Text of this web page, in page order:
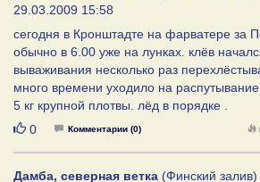
29.03.2009 15:58
сегодня в Кронштадте на фарватере за
обычно в 6.00 уже на лунках. клёв
вываживания несколько раз
много времени уходило на
5 кг крупной плотвы. лёд в порядке .
Нравится
0 Комментарии (0)
Дамба, северная ветка (Финский залив)